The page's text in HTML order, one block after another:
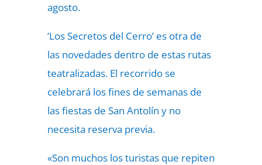
agosto.
‘Los Secretos del Cerro’ es otra de
las novedades dentro de estas rutas
teatralizadas. El recorrido se
celebrará los fines de semanas de
las fiestas de San Antolín y no
necesita reserva previa.
«Son muchos los turistas que repiten